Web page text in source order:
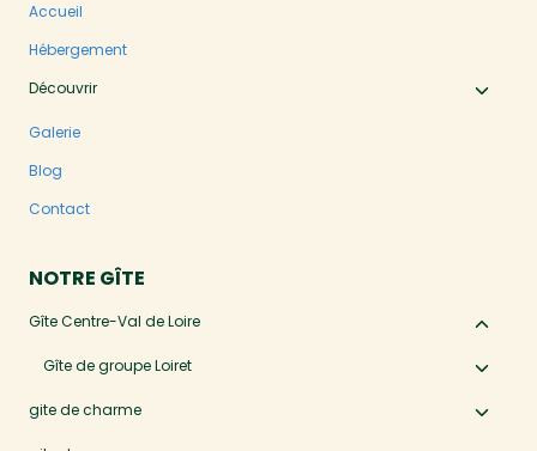
Accueil
Hébergement
Découvrir
Galerie
Blog
Contact
NOTRE GÎTE
Gîte Centre-Val de Loire
le
Gîte de groupe Loiret
le
gite de charme